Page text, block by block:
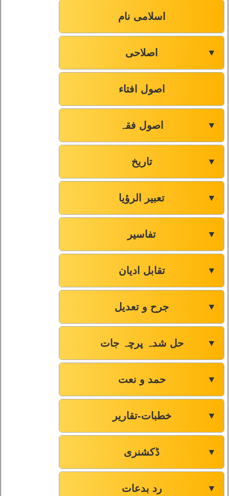
اسلامی نام
اصلاحی ▼
اصول افتاء
اصول فقہ ▼
تاریخ ▼
تعبیر الرؤیا ▼
تفاسیر ▼
تقابل ادیان ▼
جرح و تعدیل ▼
حل شدہ پرچہ جات ▼
حمد و نعت ▼
خطبات-تقاریر ▼
ڈکشنری ▼
رد بدعات ▼